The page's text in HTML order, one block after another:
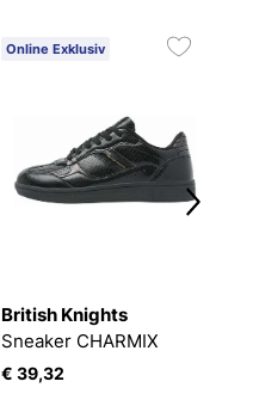
Online Exklusiv
British Knights
Sneaker CHARMIX
€ 39,32